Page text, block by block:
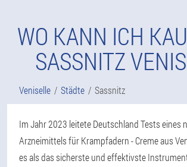
WO KANN ICH
SASSNITZ
Veniselle Städte Sassnitz
Im Jahr 2023 leitete Deutschland Tests eines
Arzneimittels für Krampfadern - Creme aus
es als das sicherste und effektivste